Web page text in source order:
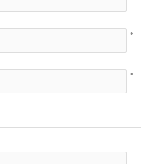
*
*